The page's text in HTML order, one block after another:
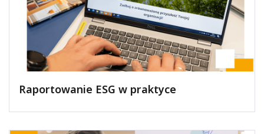
Raportowanie ESG w praktyce